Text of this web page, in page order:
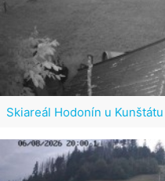
Skiareál Hodonín u Kunštátu